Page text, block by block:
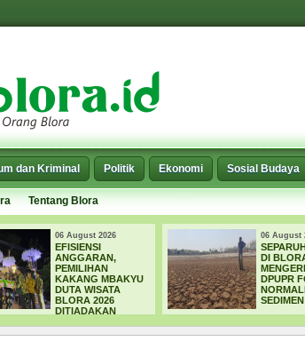
dan Kriminal Politik Ekonomi Sosial Budaya
Tentang Blora
06 August 2026
SEPARUH EMBUNG
DI BLORA MULAI
MENGERING,
DPUPR FOKUS
NORMALISASI
SEDIMEN